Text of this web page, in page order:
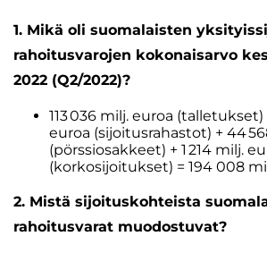
1. Mikä oli suomalaisten
rahoitusvarojen kokonaisarvo
2022 (Q2/2022)?
113 036 milj. euroa (talletukset)
euroa (sijoitusrahastot) + 44
(pörssiosakkeet) + 1 214 milj.
(korkosijoitukset) = 194 008
2. Mistä sijoituskohteista
rahoitusvarat muodostuvat?